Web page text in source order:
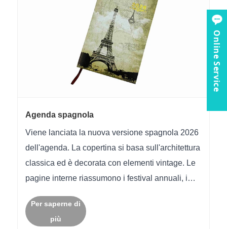
Agenda spagnola
Viene lanciata la nuova versione spagnola 2026
dell'agenda. La copertina si basa sull'architettura
classica ed è decorata con elementi vintage. Le
pagine interne riassumono i festival annuali, i
spagnola nelle Americhe per aiutarti a pianificare
la......
Per saperne di
più
Online Service